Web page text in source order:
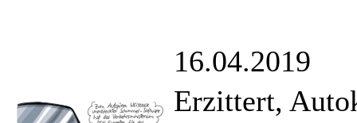
16.04.2019
Erzittert,